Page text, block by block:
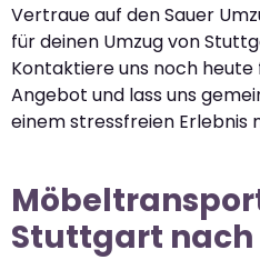
Vertraue auf den Sauer
für deinen Umzug von
Kontaktiere uns noch
Angebot und lass uns
einem stressfreien Erlebnis
Stuttgart nach